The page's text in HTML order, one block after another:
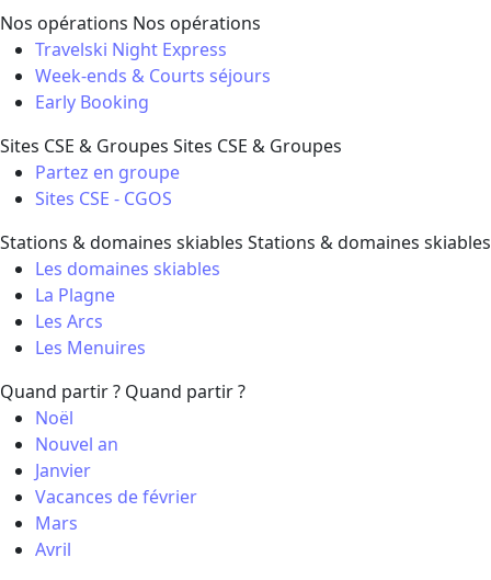
Nos opérations Nos opérations
Travelski Night Express
Week-ends & Courts séjours
Early Booking
Sites CSE & Groupes Sites CSE & Groupes
Partez en groupe
Sites CSE - CGOS
Stations & domaines skiables Stations & domaines skiables
Les domaines skiables
La Plagne
Les Arcs
Les Menuires
Quand partir ? Quand partir ?
Noël
Nouvel an
Janvier
Vacances de février
Mars
Avril